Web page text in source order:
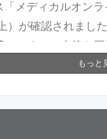
メディカルオン
）が確認されまし
です）。今後も
用にあたってはもっと